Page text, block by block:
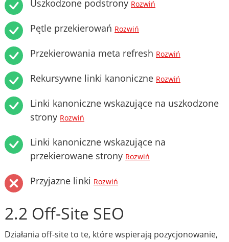
Uszkodzone podstrony Rozwiń
Pętle przekierowań Rozwiń
Przekierowania meta refresh Rozwiń
Rekursywne linki kanoniczne Rozwiń
Linki kanoniczne wskazujące na uszkodzone
strony Rozwiń
Linki kanoniczne wskazujące na
przekierowane strony Rozwiń
Przyjazne linki Rozwiń
2.2 Off-Site SEO
Działania off-site to te, które wspierają pozycjonowanie,